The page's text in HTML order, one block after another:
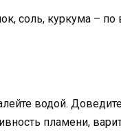
соль, куркума – по
водой.
пламени,